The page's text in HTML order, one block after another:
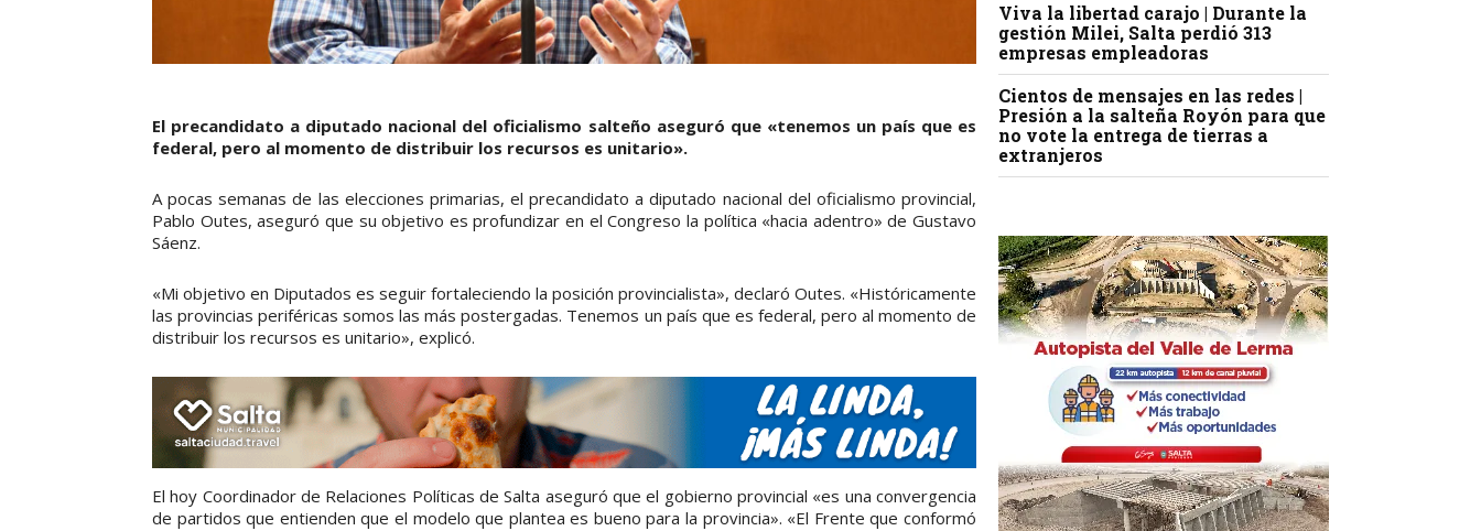
El precandidato a diputado nacional del oficialismo salteño aseguró que «tenemos un país que es
federal, pero al momento de distribuir los recursos es unitario».
A pocas semanas de las elecciones primarias, el precandidato a diputado nacional del oficialismo provincial,
Pablo Outes, aseguró que su objetivo es profundizar en el Congreso la política «hacia adentro» de Gustavo
Sáenz.
«Mi objetivo en Diputados es seguir fortaleciendo la posición provincialista», declaró Outes. «Históricamente
las provincias periféricas somos las más postergadas. Tenemos un país que es federal, pero al momento de
distribuir los recursos es unitario», explicó.
El hoy Coordinador de Relaciones Políticas de Salta aseguró que el gobierno provincial «es una convergencia
de partidos que entienden que el modelo que plantea es bueno para la provincia». «El Frente que conformó
Viva la libertad carajo | Durante la
gestión Milei, Salta perdió 313
empresas empleadoras
Cientos de mensajes en las redes |
Presión a la salteña Royón para que
no vote la entrega de tierras a
extranjeros